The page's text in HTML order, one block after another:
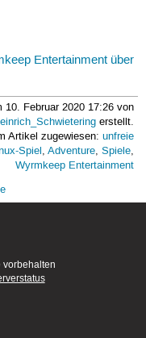
Entertainment über
10. Februar 2020 17:26 von
erstellt.
Artikel zugewiesen:unfreie
Spiel,Adventure,Spiele,
Wyrmkeep Entertainment
vorbehalten